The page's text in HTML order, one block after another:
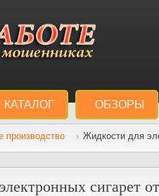
КАТАЛОГ ОБЗОРЫ
производство Жидкости для
сигарет